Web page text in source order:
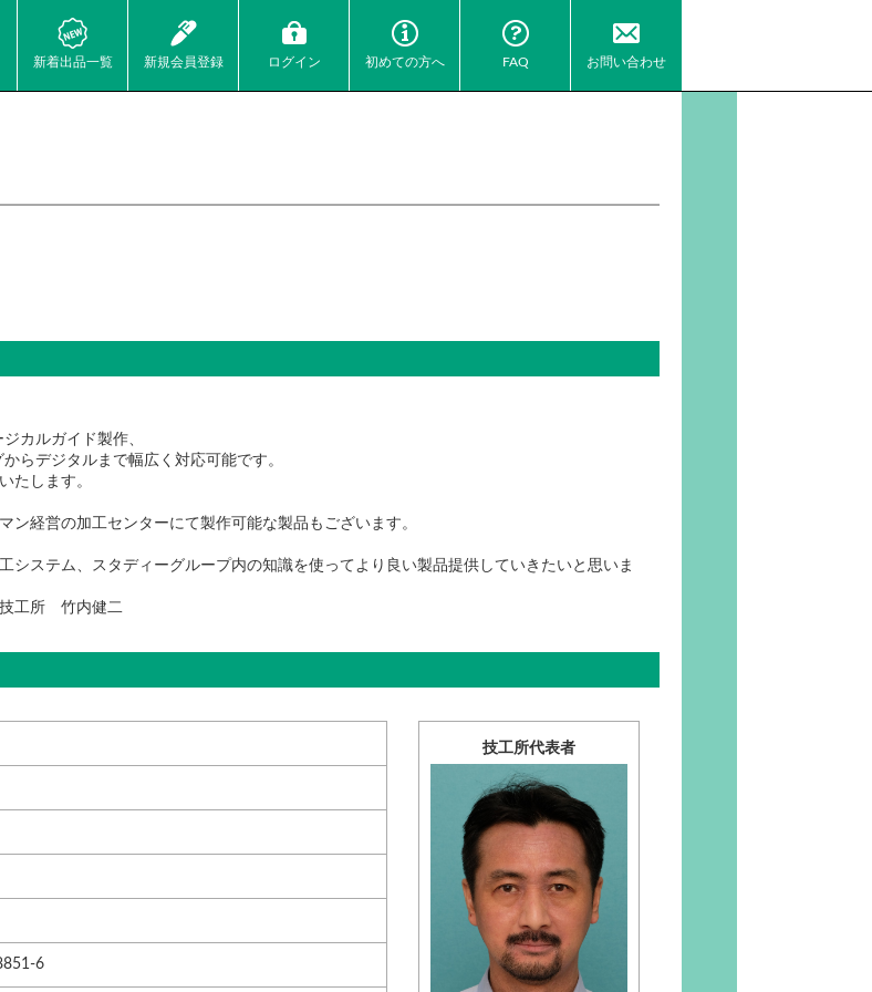
新着出品一覧 新規会員登録 ログイン 初めての方へ FAQ お問い合わせ
カルガイド製作、
らデジタルまで幅広く対応可能です。
たします。
経営の加工センターにて製作可能な製品もございます。
システム、スタディーグループ内の知識を使ってより良い製品提供していきたいと思いま
内健二
6
技工所代表者